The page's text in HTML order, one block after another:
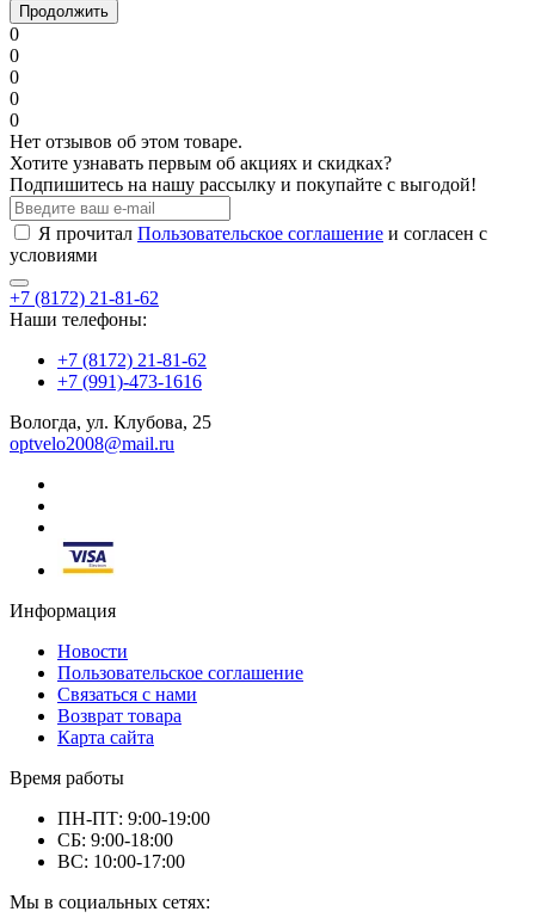
Продолжить
0
0
0
0
0
Нет отзывов об этом товаре.
Хотите узнавать первым об акциях и скидках?
Подпишитесь на нашу рассылку и покупайте с выгодой!
Я прочитал Пользовательское соглашение и согласен с
условиями
+7 (8172) 21-81-62
Наши телефоны:
+7 (8172) 21-81-62
+7 (991)-473-1616
Вологда, ул. Клубова, 25
optvelo2008@mail.ru
Информация
Новости
Пользовательское соглашение
Связаться с нами
Возврат товара
Карта сайта
Время работы
ПН-ПТ: 9:00-19:00
СБ: 9:00-18:00
ВС: 10:00-17:00
Мы в социальных сетях: